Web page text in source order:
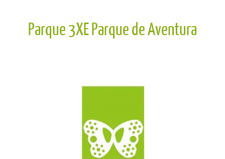
Parque 3XE Parque de Aventura